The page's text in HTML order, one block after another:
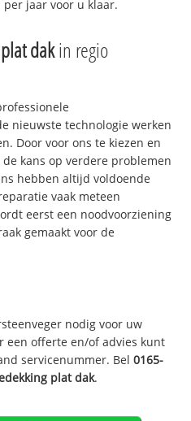
per jaar voor u klaar.
dakin regio
nieuwste technologie werken
Door voor ons te kiezen en
kans op verdere problemen
hebben altijd voldoende
vaak meteen
eerst een noodvoorziening
gemaakt voor de
nodig voor uw
een offerte en/of advies kunt
servicenummer. Bel0165-
plat dak.